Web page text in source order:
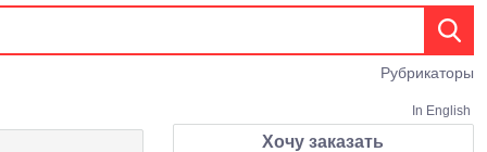
Рубрикаторы
In English
Хочу заказать